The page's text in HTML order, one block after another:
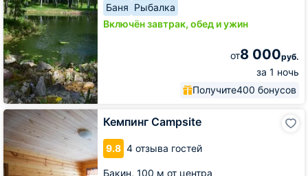
Баня Рыбалка
Включён завтрак, обед и ужин
от8 000руб.
за 1 ночь
Получите400 бонусов
Кемпинг Campsite
9.8 4 отзыва гостей
Бакин, 100 м от центра
Кемпинг
Campsite